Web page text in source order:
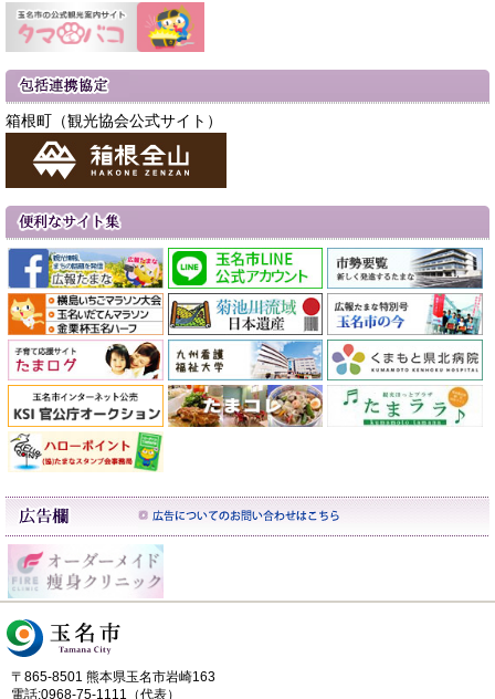
箱根町（観光協会公式サイト）
〒865-8501 熊本県玉名市岩崎163
電話:0968-75-1111（代表）